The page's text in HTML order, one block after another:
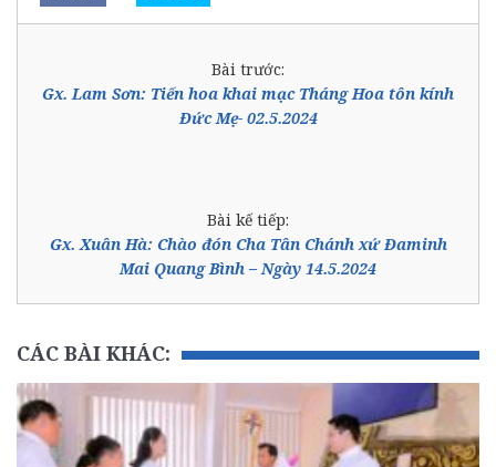
Bài trước:
Gx. Lam Sơn: Tiến hoa khai mạc Tháng Hoa tôn kính
Đức Mẹ- 02.5.2024
Bài kế tiếp:
Gx. Xuân Hà: Chào đón Cha Tân Chánh xứ Đaminh
Mai Quang Bình – Ngày 14.5.2024
CÁC BÀI KHÁC: